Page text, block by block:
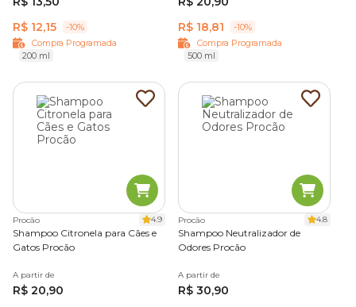
R$ 12,15
-10%
Compra Programada
200 ml
R$ 18,81
-10%
Compra Programada
500 ml
Procão 4.9
Shampoo Citronela para Cães e
Gatos Procão
A partir de
R$ 20,90
Procão 4.8
Shampoo Neutralizador de
Odores Procão
A partir de
R$ 30,90